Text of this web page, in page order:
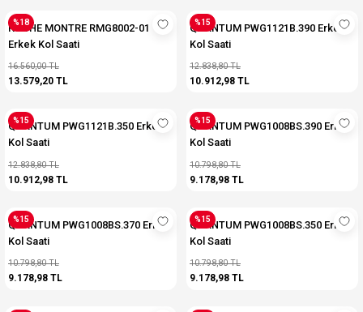
%18
ROCHE MONTRE RMG8002-01
Erkek Kol Saati
16.560,00 TL
13.579,20 TL
%15
QUANTUM PWG1121B.390 Erkek
Kol Saati
12.838,80 TL
10.912,98 TL
%15
QUANTUM PWG1121B.350 Erkek
Kol Saati
12.838,80 TL
10.912,98 TL
%15
QUANTUM PWG1008BS.390 Erkek
Kol Saati
10.798,80 TL
9.178,98 TL
%15
QUANTUM PWG1008BS.370 Erkek
Kol Saati
10.798,80 TL
9.178,98 TL
%15
QUANTUM PWG1008BS.350 Erkek
Kol Saati
10.798,80 TL
9.178,98 TL